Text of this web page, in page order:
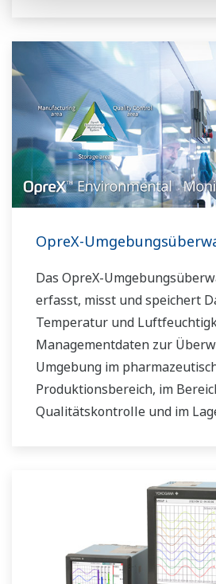
OpreX-
Das OpreX-
erfasst, misst und speichert
Temperatur und
Managementdaten zur
Umgebung im
Produktionsbereich, im
Qualitätskontrolle und im